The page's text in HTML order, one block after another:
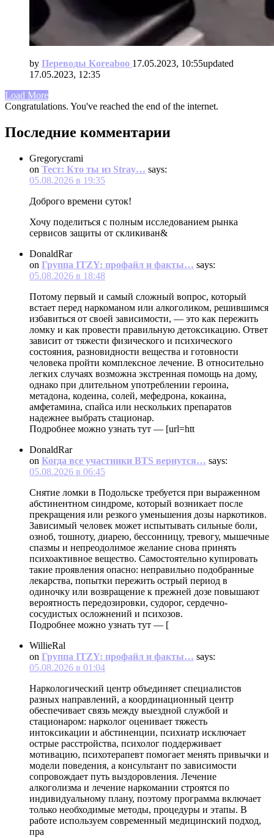
by Переводы Koreaboo 17.05.2023, 10:55updated
17.05.2023, 12:35
Load More
Congratulations. You've reached the end of the internet.
Последние комментарии
Gregorycrami
on Тест: Кто ты из Stray… says:
05.08.2026 в 19:35
Доброго времени суток!
Хочу поделиться с полным исследованием рынка
сервисов защиты от скликиван&
DonaldRar
on Группа ITZY: профайл и факты… says:
05.08.2026 в 18:48
Потому первый и самый сложный вопрос, который
встает перед наркоманом или алкоголиком, решившимся
избавиться от своей зависимости, — это как пережить
ломку и как провести правильную детоксикацию. Ответ
зависит от тяжести физического и психического
состояния, разновидности вещества и готовности
человека пройти комплексное лечение. В относительно
легких случаях возможна экстренная помощь на дому,
однако при длительном употреблении героина,
метадона, кодеина, солей, мефедрона, кокаина,
амфетамина, спайса или нескольких препаратов
надежнее выбрать стационар.
Подробнее можно узнать тут — [url=htt
DonaldRar
on Когда все участники BTS вернутся… says:
05.08.2026 в 06:45
Снятие ломки в Подольске требуется при выраженном
абстинентном синдроме, который возникает после
прекращения или резкого уменьшения дозы наркотиков.
Зависимый человек может испытывать сильные боли,
озноб, тошноту, диарею, бессонницу, тревогу, мышечные
спазмы и непреодолимое желание снова принять
психоактивное вещество. Самостоятельно купировать
такие проявления опасно: неправильно подобранные
лекарства, попытки пережить острый период в
одиночку или возвращение к прежней дозе повышают
вероятность передозировки, судорог, сердечно-
сосудистых осложнений и психозов.
Подробнее можно узнать тут — [
WillieRal
on Группа ITZY: профайл и факты… says:
05.08.2026 в 01:04
Наркологический центр объединяет специалистов
разных направлений, а координационный центр
обеспечивает связь между выездной службой и
стационаром: нарколог оценивает тяжесть
интоксикации и абстиненции, психиатр исключает
острые расстройства, психолог поддерживает
мотивацию, психотерапевт помогает менять привычки и
модели поведения, а консультант по зависимости
сопровождает путь выздоровления. Лечение
алкоголизма и лечение наркомании строятся по
индивидуальному плану, поэтому программа включает
только необходимые методы, процедуры и этапы. В
работе используем современный медицинский подход,
пра